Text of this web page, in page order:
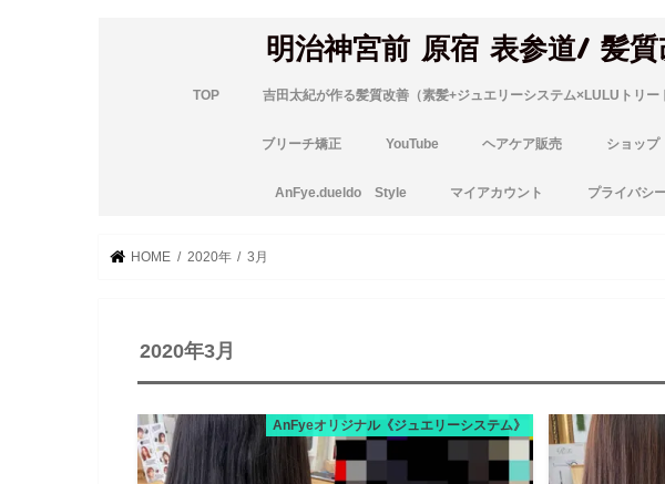
明治神宮前 原宿 表参道/ 髪
TOP 吉田太紀が作る髪質改善（素髪+ジュエリーシステム×LULUトリー
ブリーチ矯正 YouTube ヘアケア販売 ショップ
AnFye.dueldo Style マイアカウント プライバシ
HOME 2020年 3月
2020年3月
AnFyeオリジナル《ジュエリーシステム》